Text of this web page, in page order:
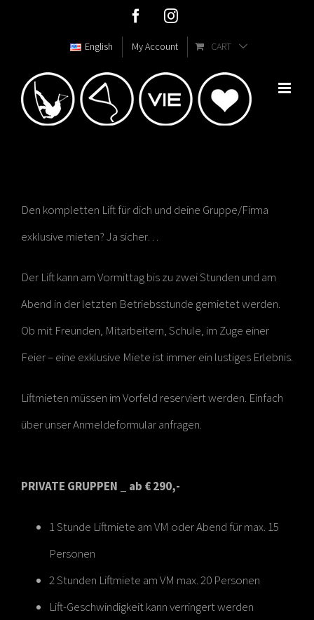
FacebookInstagram
English My Account CART
Den kompletten Lift für dich und deine Gruppe/Firma
exklusive mieten? Ja sicher…
Der Lift kann am Vormittag bis zu zwei Stunden und am
Abend in der letzten Betriebsstunde gemietet werden.
Ob mit Freunden, Mitarbeitern, Schule, im Zuge einer
Feier – eine exklusive Miete ist immer ein lustiges Erlebnis.
Liftmieten müssen im Vorfeld reserviert werden. Einfach
über unser Anmeldeformular anfragen.
PRIVATE GRUPPEN _ ab € 290,-
1 Stunde Liftmiete am VM oder Abend für max. 15
Personen
2 Stunden Liftmiete am VM max. 20 Personen
Lift-Geschwindigkeit kann verringert werden